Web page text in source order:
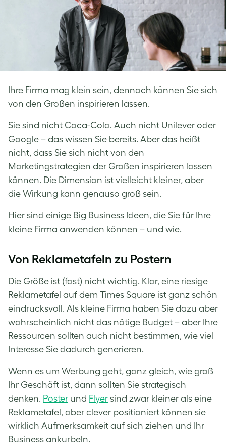
Ihre Firma mag klein sein, dennoch können Sie sich
von den Großen inspirieren lassen.
Sie sind nicht Coca-Cola. Auch nicht Unilever oder
Google – das wissen Sie bereits. Aber das heißt
nicht, dass Sie sich nicht von den
Marketingstrategien der Großen inspirieren lassen
können. Die Dimension ist vielleicht kleiner, aber
die Wirkung kann genauso groß sein.
Hier sind einige Big Business Ideen, die Sie für Ihre
kleine Firma anwenden können – und wie.
Von Reklametafeln zu Postern
Die Größe ist (fast) nicht wichtig. Klar, eine riesige
Reklametafel auf dem Times Square ist ganz schön
eindrucksvoll. Als kleine Firma haben Sie dazu aber
wahrscheinlich nicht das nötige Budget – aber Ihre
Ressourcen sollten auch nicht bestimmen, wie viel
Interesse Sie dadurch generieren.
Wenn es um Werbung geht, ganz gleich, wie groß
Ihr Geschäft ist, dann sollten Sie strategisch
denken. Poster und Flyer sind zwar kleiner als eine
Reklametafel, aber clever positioniert können sie
wirklich Aufmerksamkeit auf sich ziehen und Ihr
Business ankurbeln.